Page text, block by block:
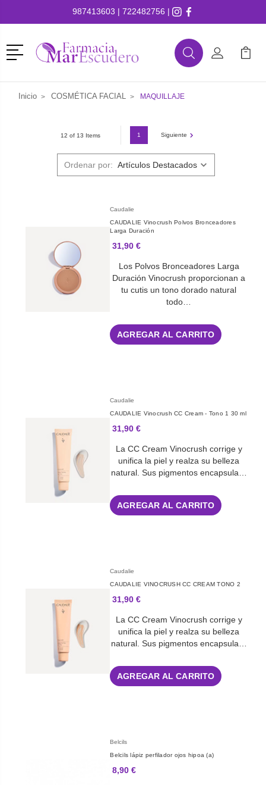
987413603 | 722482756 |
Menú
BuscarMi Cuenta
Mi
Inicio COSMÉTICA FACIAL MAQUILLAJE
12 of 13 Items 1 Siguiente
Ordenar por:
Caudalie
CAUDALIE Vinocrush Polvos Bronceadores
Larga Duración
31,90 €
Los Polvos Bronceadores Larga
Duración Vinocrush proporcionan a
tu cutis un tono dorado natural
todo…
AGREGAR AL CARRITO
Caudalie
CAUDALIE Vinocrush CC Cream - Tono 1 30 ml
31,90 €
La CC Cream Vinocrush corrige y
unifica la piel y realza su belleza
natural. Sus pigmentos encapsula…
AGREGAR AL CARRITO
Caudalie
CAUDALIE VINOCRUSH CC CREAM TONO 2
31,90 €
La CC Cream Vinocrush corrige y
unifica la piel y realza su belleza
natural. Sus pigmentos encapsula…
AGREGAR AL CARRITO
Belcils
Belcils lápiz perfilador ojos hipoa (a)
8,90 €